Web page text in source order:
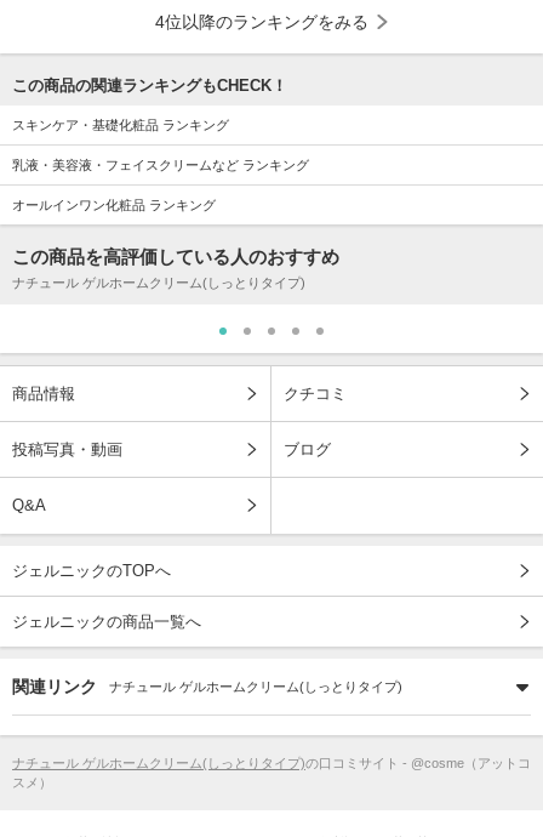
4位以降のランキングをみる
この商品の関連ランキングもCHECK！
スキンケア・基礎化粧品 ランキング
乳液・美容液・フェイスクリームなど ランキング
オールインワン化粧品 ランキング
この商品を高評価している人のおすすめ
ナチュール ゲルホームクリーム(しっとりタイプ)
商品情報 クチコミ
投稿写真・動画 ブログ
Q&A
ジェルニックのTOPへ
ジェルニックの商品一覧へ
関連リンク ナチュール ゲルホームクリーム(しっとりタイプ)
ナチュール ゲルホームクリーム(しっとりタイプ)の口コミサイト - @cosme（アットコ
スメ）